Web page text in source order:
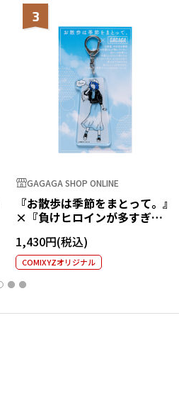
3
GAGAGA SHOP ONLINE
『お散歩は季節をまとって。』
×『負けヒロインが多すぎ
1,430円
COMIXYZオリジナル